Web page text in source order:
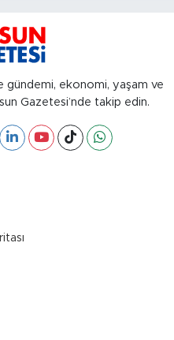
gündemi, ekonomi, yaşam ve
Gazetesi’nde takip edin.